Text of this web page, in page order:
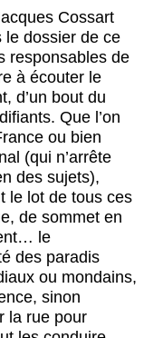
Cossart
le dossier de ce
responsables de
à écouter le
d’un bout du
Que l’on
ou bien
(qui n’arrête
des sujets),
le lot de tous ces
de sommet en
le
des paradis
ou mondains,
sinon
la rue pour